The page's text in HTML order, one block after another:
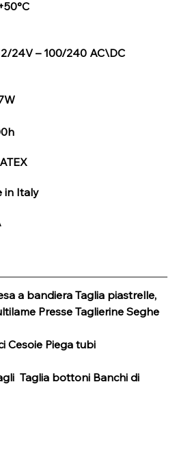
24V – 100/240 AC\DC
in Italy
a bandiera Taglia piastrelle,
Presse Taglierine Seghe
Cesoie Piega tubi
Taglia bottoni Banchi di